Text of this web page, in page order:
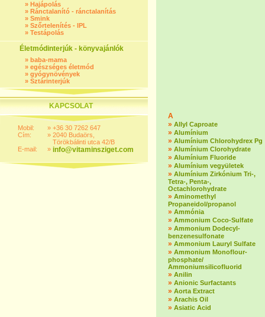
» Hajápolás
» Ránctalanító - ránctalanítás
» Smink
» Szőrtelenítés - IPL
» Testápolás
Életmódinterjúk - könyvajánlók
» baba-mama
» egészséges életmód
» gyógynövények
» Sztárinterjúk
KAPCSOLAT
Mobil:
Cím:
E-mail:
»
»
»
+36 30 7262 647
2040 Budaörs,
Törökbálinti utca 42/B
info@vitaminsziget.com
A
» Allyl Caproate
» Alumínium
» Alumínium Chlorohydrex Pg
» Alumínium Clorohydrate
» Alumínium Fluoride
» Alumínium vegyületek
» Alumínium Zirkónium Tri-,
Tetra-, Penta-,
Octachlorohydrate
» Aminomethyl
Propaneidol/propanol
» Ammónia
» Ammonium Coco-Sulfate
» Ammonium Dodecyl-
benzenesulfonate
» Ammonium Lauryl Sulfate
» Ammonium Monoflour-
phosphate/
Ammoniumsilicofluorid
» Anilin
» Anionic Surfactants
» Aorta Extract
» Arachis Oil
» Asiatic Acid